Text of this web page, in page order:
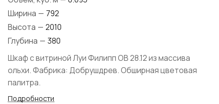
Ширина — 792
Высота — 2010
Глубина — 380
Шкаф с витриной Луи Филипп ОВ 28.12 из массива
ольхи. Фабрика: Добрушдрев. Обширная цветовая
палитра.
Подробности